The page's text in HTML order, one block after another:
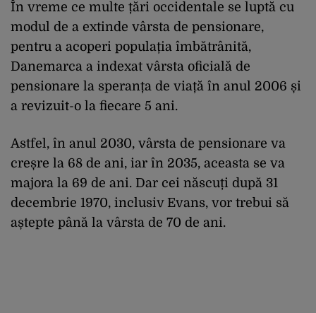
În vreme ce multe țări occidentale se luptă cu
modul de a extinde vârsta de pensionare,
pentru a acoperi populația îmbătrânită,
Danemarca a indexat vârsta oficială de
pensionare la speranța de viață în anul 2006 și
a revizuit-o la fiecare 5 ani.
Astfel, în anul 2030, vârsta de pensionare va
creșre la 68 de ani, iar în 2035, aceasta se va
majora la 69 de ani. Dar cei născuți după 31
decembrie 1970, inclusiv Evans, vor trebui să
aștepte până la vârsta de 70 de ani.